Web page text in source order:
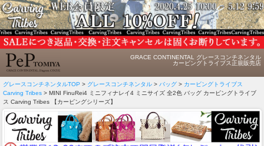
GRACE CONTINENTAL グレースコンチネンタル
カービングトライブス正規販売店
グレースコンチネンタルTOP > グレースコンチネンタル > バッグ > カービングトライブス
Carving Tribes > MINI FinuRei4 ミニフィナレイ4 ミニサイズ 全2色 バッグ カービングトライブ
ス Carving Tribes 【カービングシリーズ】